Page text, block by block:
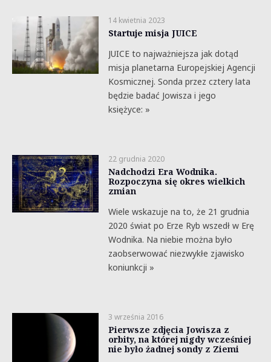
14 kwietnia 2023
Startuje misja JUICE
JUICE to najważniejsza jak dotąd
misja planetarna Europejskiej Agencji
Kosmicznej. Sonda przez cztery lata
będzie badać Jowisza i jego
księżyce: »
22 grudnia 2020
Nadchodzi Era Wodnika.
Rozpoczyna się okres wielkich
zmian
Wiele wskazuje na to, że 21 grudnia
2020 świat po Erze Ryb wszedł w Erę
Wodnika. Na niebie można było
zaobserwować niezwykłe zjawisko
koniunkcji »
3 września 2016
Pierwsze zdjęcia Jowisza z
orbity, na której nigdy wcześniej
nie było żadnej sondy z Ziemi